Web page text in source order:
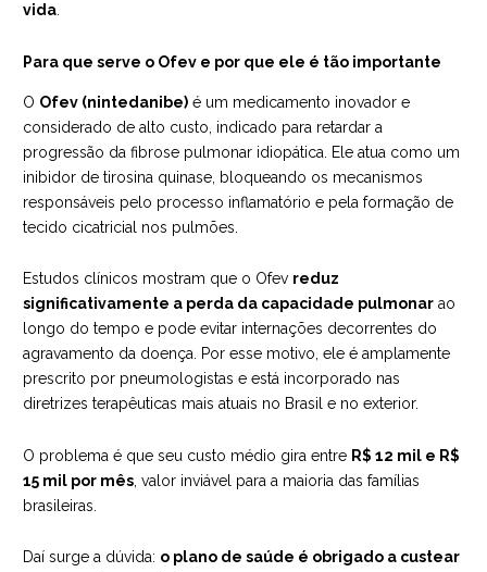
vida
Para que serve o Ofev e por que ele é tão importante
O Ofev (nintedanibe) é um medicamento inovador e
considerado de alto custo, indicado para retardar a
progressão da fibrose pulmonar idiopática. Ele atua como um
inibidor de tirosina quinase, bloqueando os mecanismos
responsáveis pelo processo inflamatório e pela formação de
tecido cicatricial nos pulmões.
Estudos clínicos mostram que o Ofev reduz
significativamente a perda da capacidade pulmonar ao
longo do tempo e pode evitar internações decorrentes do
agravamento da doença. Por esse motivo, ele é amplamente
prescrito por pneumologistas e está incorporado nas
diretrizes terapêuticas mais atuais no Brasil e no exterior.
O problema é que seu custo médio gira entre R$ 12 mil e R$
15 mil por mês , valor inviável para a maioria das famílias
brasileiras.
Daí surge a dúvida: o plano de saúde é obrigado a custear